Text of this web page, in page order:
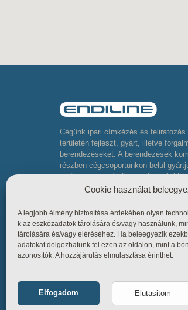
Cégünk ipari címkézés és feliratozás
területén fejleszt, gyárt, illetve
berendezéseket. A berendezések
részben cégcsoportunkon belül
pedig neves gyártók termékeit
komplett összetett berendezéseket
Cookie használat
A legjobb élmény biztosítása érdekében olyan
k az eszközadatok tárolására és/vagy használunk,
tárolására és/vagy eléréséhez. Ha beleegyezik
adatokat dolgozhatunk fel ezen az oldalon, mint a
azonosítók. A hozzájárulás elmulasztása érinthet.
Funkcionális
Elfogadom Elutasitom